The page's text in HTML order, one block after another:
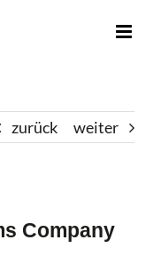
zurück weiter
Company